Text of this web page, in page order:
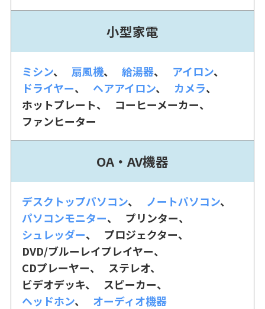
小型家電
ミシン 扇風機 給湯器
アイロン
ドライヤー
ヘアアイロン
カメラ
ホットプレート
コーヒーメーカー
ファンヒーター
OA・AV機器
デスクトップパソコン
ノートパソコン
パソコンモニター
プリンター
シュレッダー
プロジェクター
DVD/ブルーレイプレイヤー
CDプレーヤー
ステレオ
ビデオデッキ
スピーカー
ヘッドホン
オーディオ機器